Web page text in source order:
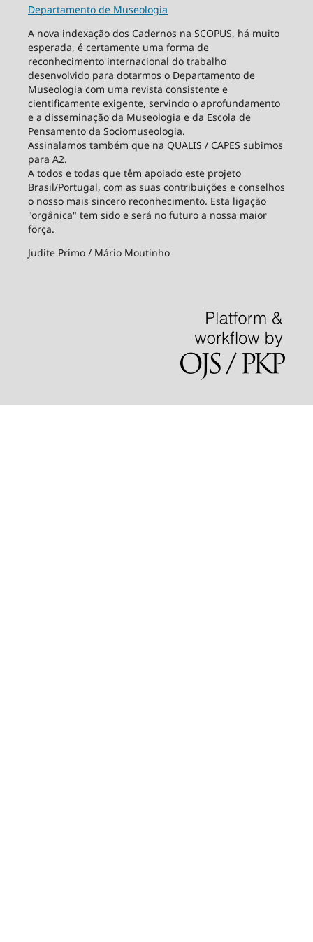
Departamento de Museologia
A nova indexação dos Cadernos na SCOPUS, há muito
esperada, é certamente uma forma de
reconhecimento internacional do trabalho
desenvolvido para dotarmos o Departamento de
Museologia com uma revista consistente e
cientificamente exigente, servindo o aprofundamento
e a disseminação da Museologia e da Escola de
Pensamento da Sociomuseologia.
Assinalamos também que na QUALIS / CAPES subimos
para A2.
A todos e todas que têm apoiado este projeto
Brasil/Portugal, com as suas contribuições e conselhos
o nosso mais sincero reconhecimento. Esta ligação
"orgânica" tem sido e será no futuro a nossa maior
força.
Judite Primo / Mário Moutinho